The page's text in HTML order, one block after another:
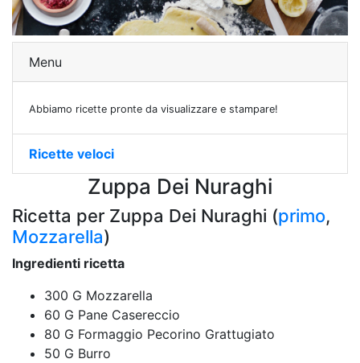
Menu
Abbiamo ricette pronte da visualizzare e stampare!
Ricette veloci
Zuppa Dei Nuraghi
Ricetta per Zuppa Dei Nuraghi (primo,
Mozzarella)
Ingredienti ricetta
300 G Mozzarella
60 G Pane Casereccio
80 G Formaggio Pecorino Grattugiato
50 G Burro